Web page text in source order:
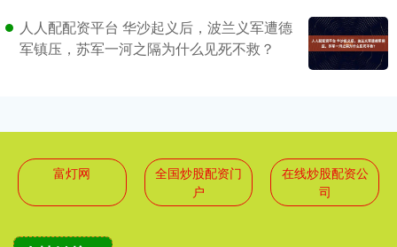
人人配配资平台 华沙起义后，波兰义军遭德
军镇压，苏军一河之隔为什么见死不救？
富灯网
全国炒股配资门
户
在线炒股配资公
司